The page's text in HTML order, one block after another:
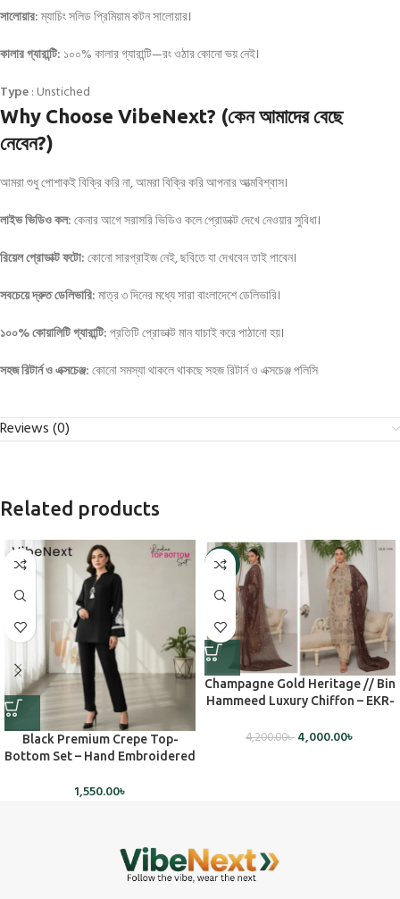
সালোয়ার:ম্যাচিং সলিড প্রিমিয়াম কটন সালোয়ার।
কালার গ্যারান্টি: ১০০% কালার গ্যারান্টি—রং ওঠার কোনো ভয় নেই।
Type: Unstiched
Why Choose VibeNext? (কেন আমাদের বেছে
নেবেন?)
আমরা শুধু পোশাকই বিক্রি করি না, আমরা বিক্রি করি আপনার আত্মবিশ্বাস।
লাইভ ভিডিও কল:কেনার আগে সরাসরি ভিডিও কলে প্রোডাক্ট দেখে নেওয়ার সুবিধা।
রিয়েল প্রোডাক্ট ফটো:কোনো সারপ্রাইজ নেই, ছবিতে যা দেখবেন তাই পাবেন।
সবচেয়ে দ্রুত ডেলিভারি:মাত্র ৩ দিনের মধ্যে সারা বাংলাদেশে ডেলিভারি।
১০০% কোয়ালিটি গ্যারান্টি:প্রতিটি প্রোডাক্ট মান যাচাই করে পাঠানো হয়।
সহজ রিটার্ন ও এক্সচেঞ্জ:কোনো সমস্যা থাকলে থাকছে সহজ রিটার্ন ও এক্সচেঞ্জ পলিসি
Reviews (0)
Related products
Black Premium Crepe Top-
Bottom Set – Hand Embroidered
1,550.00৳
-5%
Champagne Gold Heritage // Bin
Hammeed Luxury Chiffon – EKR-
4,200.00৳ 4,000.00৳